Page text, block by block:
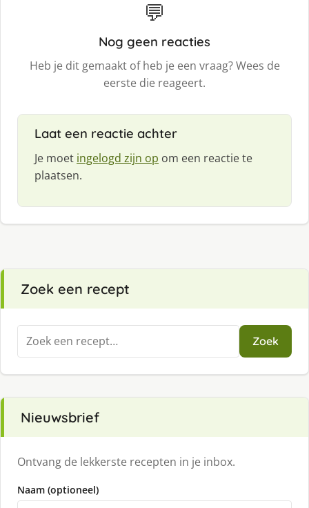
💬
Nog geen reacties
Heb je dit gemaakt of heb je een vraag? Wees de
eerste die reageert.
Laat een reactie achter
Je moet ingelogd zijn op om een reactie te
plaatsen.
Zoek een recept
Zoeken
naar:
Zoek
Nieuwsbrief
Ontvang de lekkerste recepten in je inbox.
Naam (optioneel)